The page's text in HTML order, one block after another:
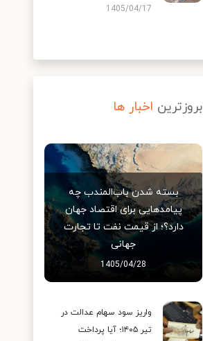
1405/04/17
بروزترین اخبار ها
بسته شدن باب‌المندب چه
پیامدهایی برای اقتصاد جهان
دارد؟؛ از قیمت نفت تا تجارت
جهانی
1405/04/28
واریز سود سهام عدالت در
تیر ۱۴۰۵؛ آیا پرداخت